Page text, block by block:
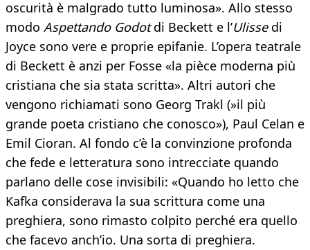
oscurità è malgrado tutto luminosa». Allo stesso
modo Aspettando Godotdi Beckett e l’Ulisse di
Joyce sono vere e proprie epifanie. L’opera teatrale
di Beckett è anzi per Fosse «la pièce moderna più
cristiana che sia stata scritta». Altri autori che
vengono richiamati sono Georg Trakl (»il più
grande poeta cristiano che conosco»), Paul Celan e
Emil Cioran. Al fondo c’è la convinzione profonda
che fede e letteratura sono intrecciate quando
parlano delle cose invisibili: «Quando ho letto che
Kafka considerava la sua scrittura come una
preghiera, sono rimasto colpito perché era quello
che facevo anch’io. Una sorta di preghiera.